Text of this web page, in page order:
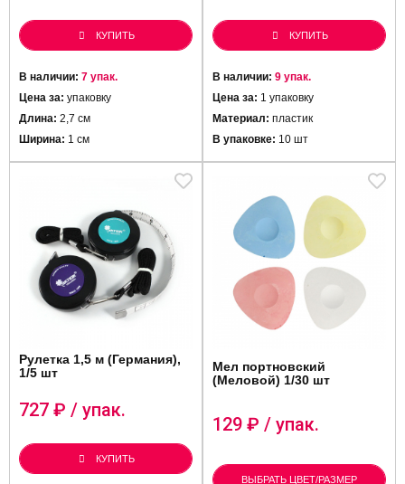
КУПИТЬ
В наличии: 7 упак.
Цена за: упаковку
Длина: 2,7 см
Ширина: 1 см
КУПИТЬ
В наличии: 9 упак.
Цена за: 1 упаковку
Материал: пластик
В упаковке: 10 шт
Рулетка 1,5 м (Германия),
1/5 шт
727 ₽ / упак.
КУПИТЬ
Мел портновский
(Меловой) 1/30 шт
129 ₽ / упак.
ВЫБРАТЬ ЦВЕТ/РАЗМЕР